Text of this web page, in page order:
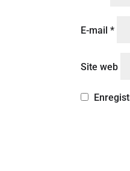
E-mail*
Site web